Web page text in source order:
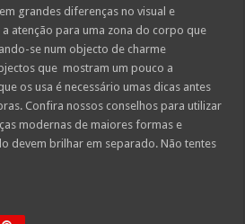
grandes diferenças no visual e
atenção para uma zona do corpo que
se num objecto de charme
que mostram um pouco a
os usa é necessário umas dicas antes
Confira nossos conselhos para utilizar
modernas de maiores formas e
devem brilhar em separado. Não tentes